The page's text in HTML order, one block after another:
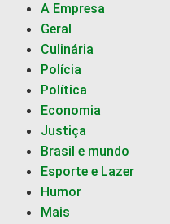
A Empresa
Geral
Culinária
Polícia
Política
Economia
Justiça
Brasil e mundo
Esporte e Lazer
Humor
Mais